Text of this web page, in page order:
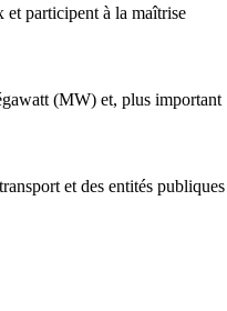
et participent à la maîtrise
(MW) et, plus important
et des entités publiques